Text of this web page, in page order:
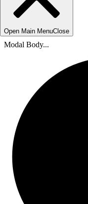
Open Main MenuClose
Modal Body...